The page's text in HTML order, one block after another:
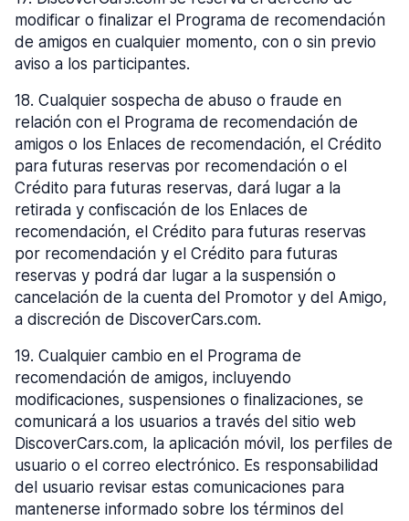
modificar o finalizar el Programa de recomendación
de amigos en cualquier momento, con o sin previo
aviso a los participantes.
18. Cualquier sospecha de abuso o fraude en
relación con el Programa de recomendación de
amigos o los Enlaces de recomendación, el Crédito
para futuras reservas por recomendación o el
Crédito para futuras reservas, dará lugar a la
retirada y confiscación de los Enlaces de
recomendación, el Crédito para futuras reservas
por recomendación y el Crédito para futuras
reservas y podrá dar lugar a la suspensión o
cancelación de la cuenta del Promotor y del Amigo,
a discreción de DiscoverCars.com.
19. Cualquier cambio en el Programa de
recomendación de amigos, incluyendo
modificaciones, suspensiones o finalizaciones, se
comunicará a los usuarios a través del sitio web
DiscoverCars.com, la aplicación móvil, los perfiles de
usuario o el correo electrónico. Es responsabilidad
del usuario revisar estas comunicaciones para
mantenerse informado sobre los términos del